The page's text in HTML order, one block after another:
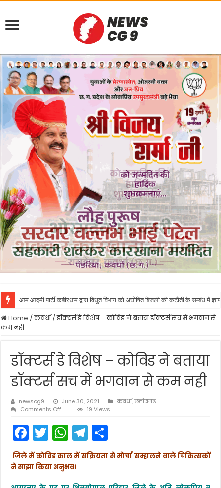
आम आदमी पार्टी कबीरधाम द्वारा विधुत विभाग को अघोषित बिजली की कटौती के सम्बंध में
Home /कवर्धा/डॉक्टर्स डे विशेष – कोविड ने बताया डॉक्टर्स सच में भगवान से
कम नही
डॉक्टर्स डे विशेष – कोविड ने बताया
डॉक्टर्स सच में भगवान से कम नही
newscg9 June 30, 2021 कवर्धा,छत्तीसगढ़
Comments Off
डे
विशेष
–
ने
बताया
सच
19 Views
F
a
c
e
T
w
itt
er
W
h
a
ts
T
el
e
gr
h
ar
e
जिले में कोविड काल में सक्रियता से मोर्चा सम्हालने वाले चिकित्सकों
ने साझा किया अनुभव।